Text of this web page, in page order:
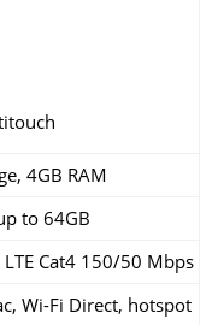
4GB RAM
to 64GB
Cat4 150/50 Mbps
Wi-Fi Direct, hotspot